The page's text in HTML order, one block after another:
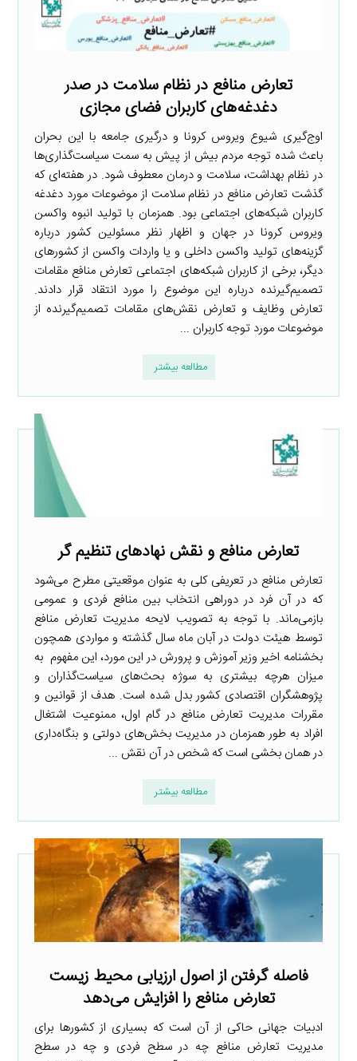
تعارض منافع در نظام سلامت در صدر
دغدغه‌های کاربران فضای مجازی
اوج‌گیری شیوع ویروس کرونا و درگیری جامعه با این بحران
باعث شده توجه مردم بیش از پیش به سمت سیاست‌گذاری‌ها
در نظام بهداشت، سلامت و درمان معطوف شود. در هفته‌ای که
گذشت تعارض منافع در نظام سلامت از موضوعات مورد دغدغه
کاربران شبکه‌های اجتماعی بود. همزمان با تولید انبوه واکسن
ویروس کرونا در جهان و اظهار نظر مسئولین کشور درباره
گزینه‌های تولید واکسن داخلی و یا واردات واکسن از کشورهای
دیگر، برخی از کاربران شبکه‌های اجتماعی تعارض منافع مقامات
تصمیم‌گیرنده درباره این موضوع را مورد انتقاد قرار دادند.
تعارض وظایف و تعارض نقش‌های مقامات تصمیم‌گیرنده از
موضوعات مورد توجه کاربران ...
مطالعه بیشتر
تعارض منافع و نقش نهادهای تنظیم گر
تعارض منافع در تعریفی کلی به عنوان موقعیتی مطرح می‌شود
که در آن فرد در دوراهی انتخاب بین منافع فردی و عمومی
بازمی‌ماند. با توجه به تصویب لایحه مدیریت تعارض منافع
توسط هیئت دولت در آبان ماه سال گذشته و مواردی همچون
بخشنامه اخیر وزیر آموزش و پرورش در این مورد، این مفهوم به
میزان هرچه بیشتری به سوژه بحث‌های سیاست‌گذاران و
پژوهشگران اقتصادی کشور بدل شده است. هدف از قوانین و
مقررات مدیریت تعارض منافع در گام اول، ممنوعیت اشتغال
افراد به طور همزمان در مدیریت بخش‌های دولتی و بنگاه‌داری
در همان بخشی است که شخص در آن نقش ...
مطالعه بیشتر
فاصله گرفتن از اصول ارزیابی محیط زیست
تعارض منافع را افزایش می‌دهد
ادبیات جهانی حاکی از آن است که بسیاری از کشورها برای
مدیریت تعارض منافع چه در سطح فردی و چه در سطح